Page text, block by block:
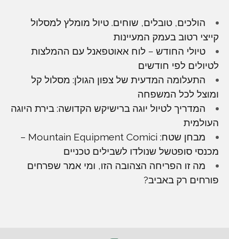
הולכים, טובלים, שוחים. טיול מומלץ למסלול
קייצי רטוב בעמק המעיינות
טיולי החודש – לוח אאוטפאנל עם ההמלצות
לטיולים לפי חודשים
התעלומה המדעית של צפון הגולן: מסלול קל
ומוצל לכל המשפחה
המדריך לטיול יוגה ברישיקש הקדושה: בירת היוגה
העולמית
מבחן שטח: Mountain Equipment Comici –
מכנסי סופטשל שנולדו לשבילים טכניים
מה זו הפריחה הצהובה הזו, ומי אמר שפרחים
פורחים רק באביב?